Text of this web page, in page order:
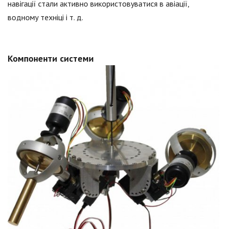
навігації стали активно використовуватися в авіації,
водному техніці і т. д.
Компоненти системи